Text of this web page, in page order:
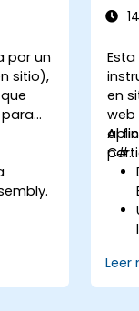
por un
sitio),
para
en
web
C#.
Al
Leer